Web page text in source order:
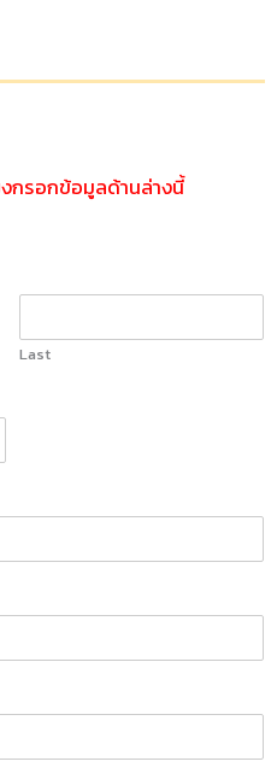
งกรอกข้อมูลด้านล่างนี้
Last